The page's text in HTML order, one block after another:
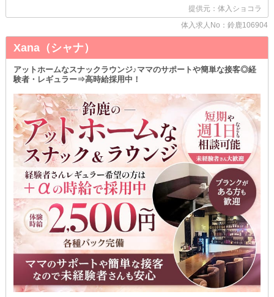
会社が終わった後に寄り道感覚で、サクッと稼ぐことができます♪
《Wワークも歓迎》しているので、シフトにご希望があればお気軽
◆ストレスフリーをお約束◆
女の子の負担をとことんカットした当店には《ノルマ》がありませ
ん！
夜職でイメージされがちな、売上や出勤日数などの数字は過度に気
にしなくてOK♪
面倒なルールがないため、誰でものびのびマイペースに働けるんで
す◎
提供元：体入ショコラ
体入求人No：鈴鹿106904
Xana（シャナ）
アットホームなスナックラウンジ♪ママのサポートや簡単な接客◎経
験者・レギュラー⇒高時給採用中！